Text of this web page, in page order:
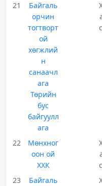
21
Байгаль
орчин
тогтворт
ой
хөгжлий
н
санаачл
ага
Төрийн
бус
байгуулл
ага
22
Мөнхног
оон ой
ХХК
23
Байгаль